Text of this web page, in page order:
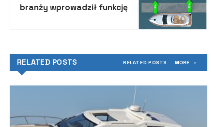
branży wprowadził funkcję
RELATED POSTS RELATED POSTS MORE